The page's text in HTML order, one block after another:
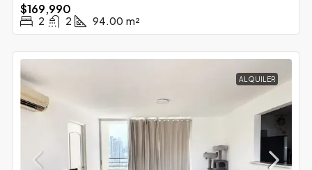
$169,990
2 2 94.00 m²
ALQUILER